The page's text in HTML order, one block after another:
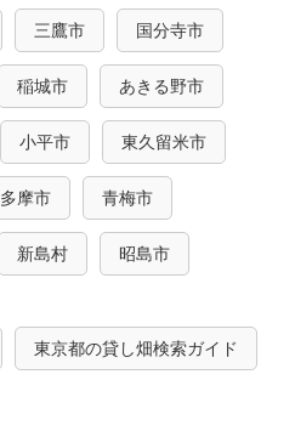
三鷹市 国分寺市
稲城市 あきる野市
小平市 東久留米市
多摩市 青梅市
新島村 昭島市
東京都の貸し畑検索ガイド